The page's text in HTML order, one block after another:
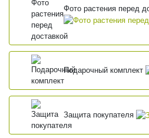
Фото растения перед
Подарочный комплект
Защита покупателя